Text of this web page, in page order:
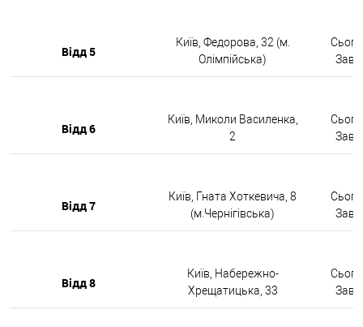
Відд 5
Київ, Федорова, 32 (м.
Олімпійська)
Відд 6
Київ, Миколи Василенка,
2
Відд 7
Київ, Гната Хоткевича, 8
(м.Чернігівська)
Відд 8
Київ, Набережно-
Хрещатицька, 33